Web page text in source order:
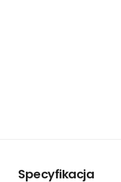
Specyfikacja